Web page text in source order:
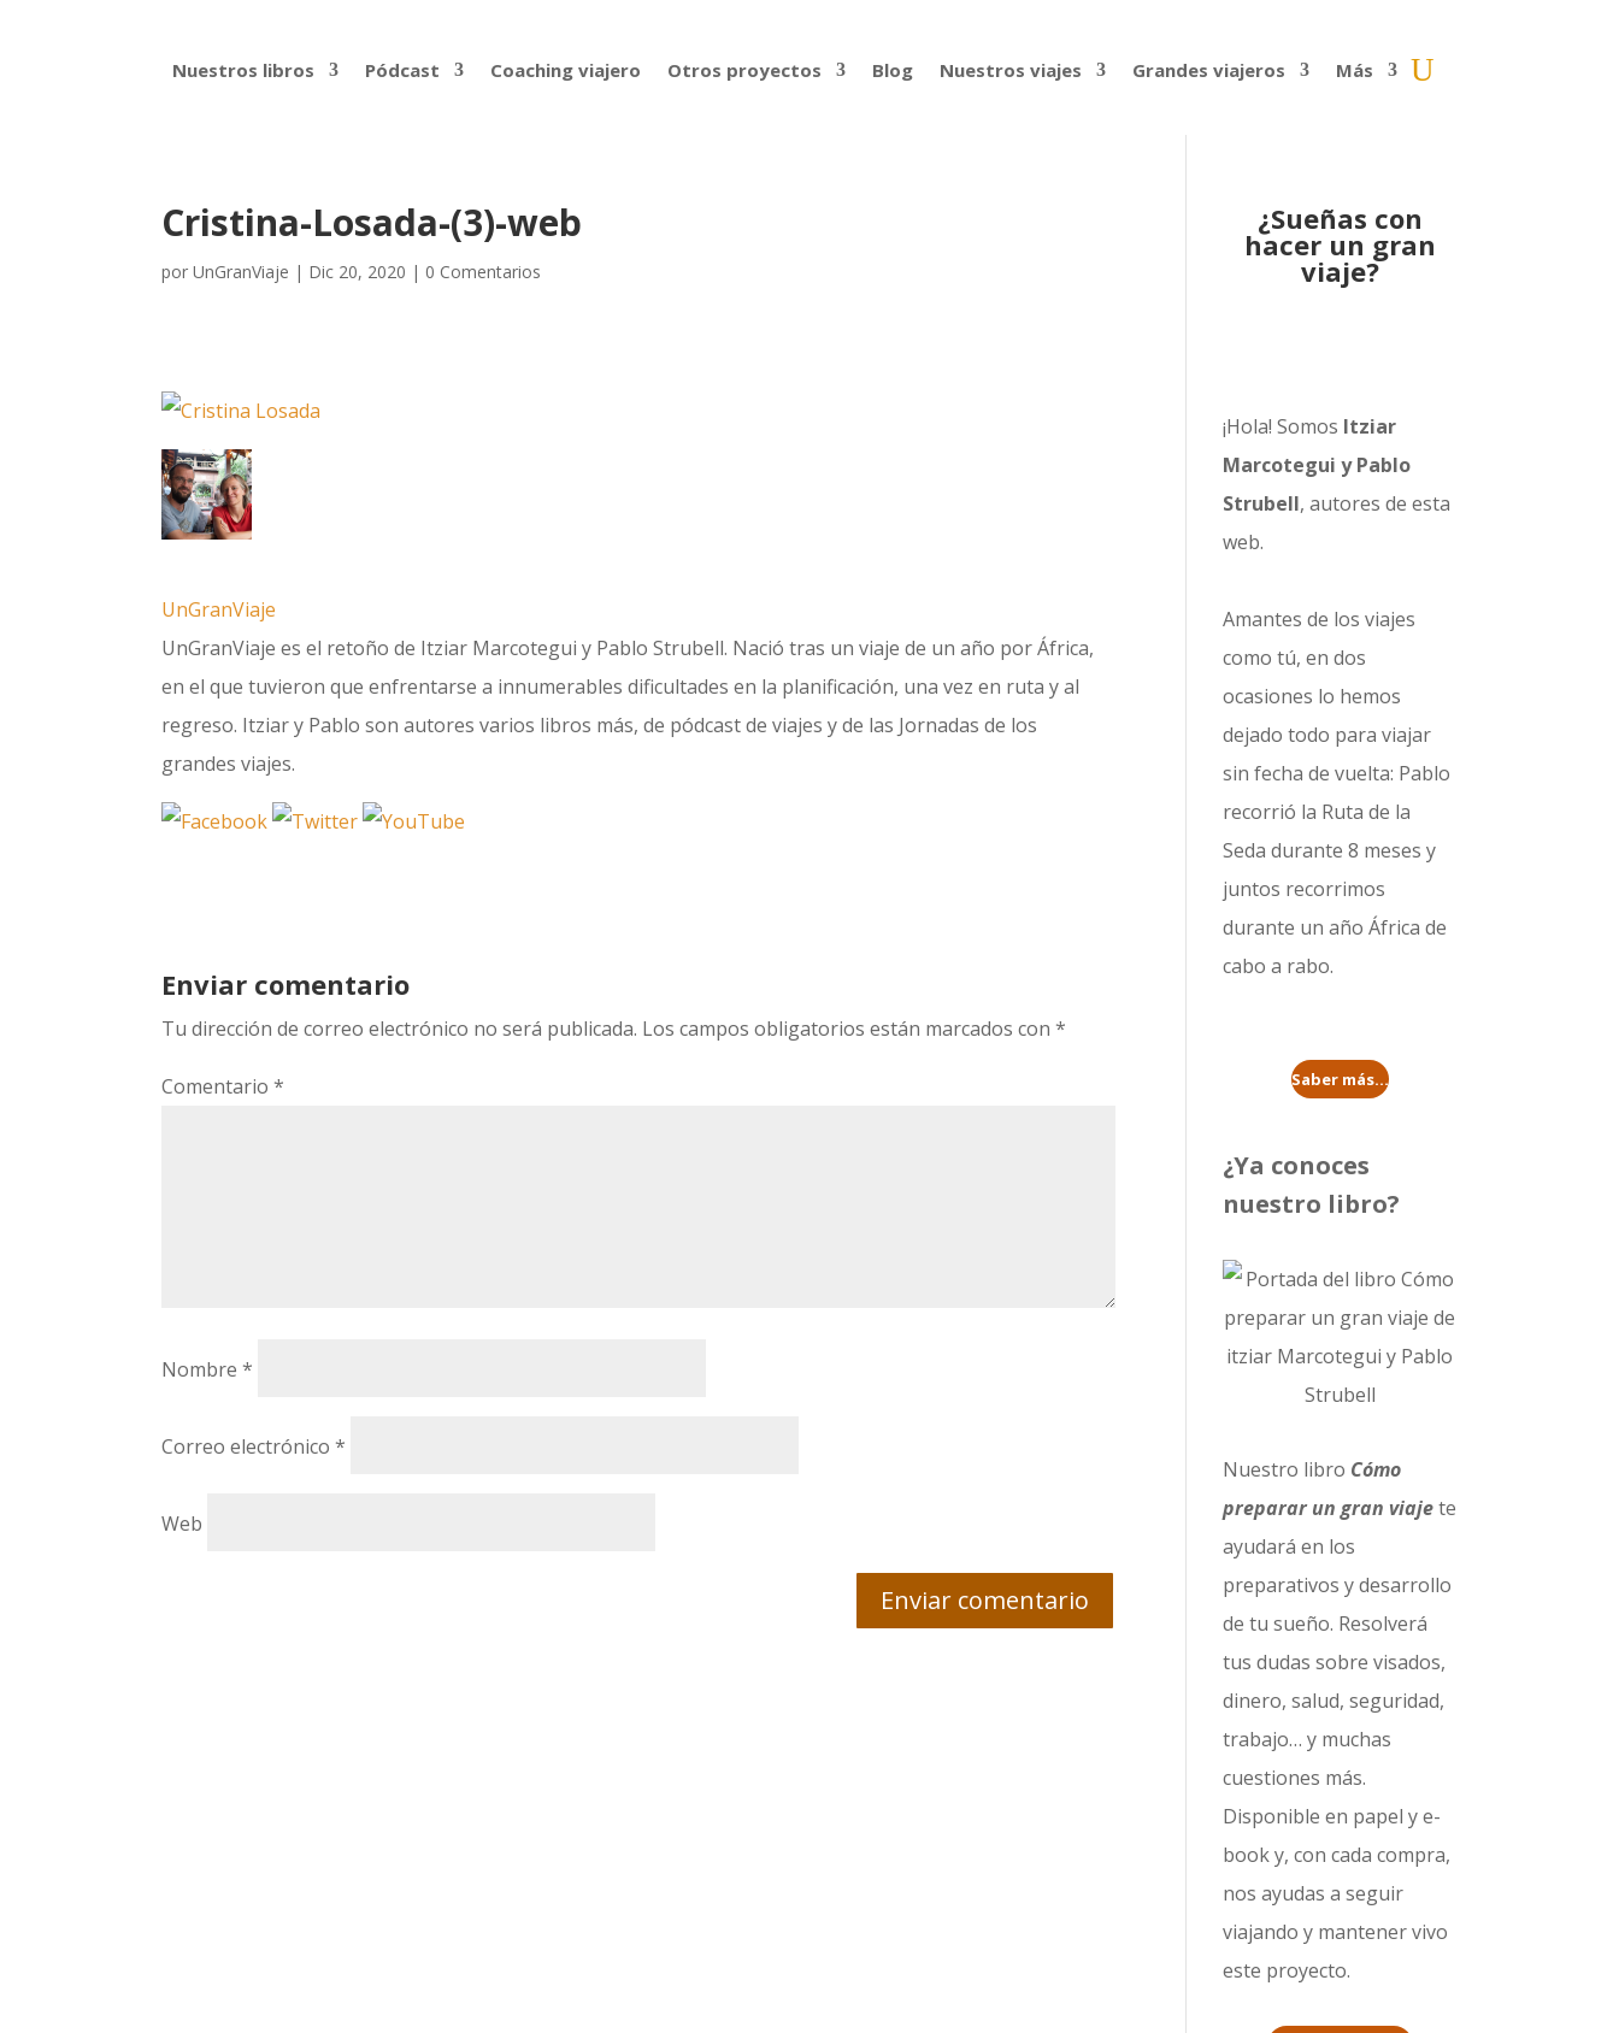
Nuestros libros Pódcast Coaching viajero Otros proyectos Blog Nuestros viajes Grandes viajeros Más
Cristina-Losada-(3)-web
porUnGranViaje | Dic 20, 2020 | 0 Comentarios
UnGranViaje
UnGranViaje es el retoño de Itziar Marcotegui y Pablo Strubell. Nació tras un viaje de un año por África,
en el que tuvieron que enfrentarse a innumerables dificultades en la planificación, una vez en ruta y al
regreso. Itziar y Pablo son autores varios libros más, de pódcast de viajes y de las Jornadas de los
grandes viajes.
Enviar comentario
Tu dirección de correo electrónico no será publicada. Los campos obligatorios están marcados con*
Comentario*
Nombre*
Correo electrónico*
Web
¿Sueñas con
hacer un gran
viaje?
¡Hola! Somos Itziar
Marcotegui y Pablo
Strubell, autores de esta
web.
Amantes de los viajes
como tú, en dos
ocasiones lo hemos
dejado todo para viajar
sin fecha de vuelta: Pablo
recorrió la Ruta de la
Seda durante 8 meses y
juntos recorrimos
durante un añoÁfrica de
cabo a rabo.
Saber más...
¿Ya conoces
nuestro libro?
Nuestro libro Cómo
preparar un gran viajete
ayudará en los
preparativos y desarrollo
de tu sueño. Resolverá
tus dudas sobre visados,
dinero, salud, seguridad,
trabajo… y muchas
cuestiones más.
Disponible en papel y e-
book y, con cada compra,
nos ayudas a seguir
viajando y mantener vivo
este proyecto.